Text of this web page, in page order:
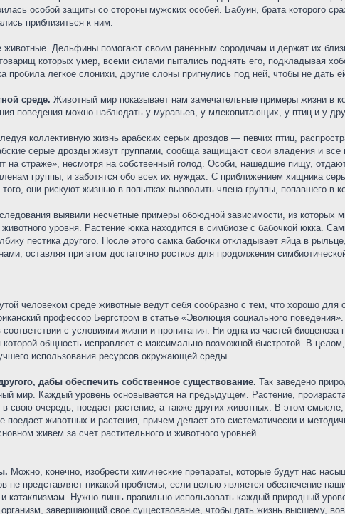
особой защиты со стороны мужских особей. Бабуин, брата которого
приблизиться к ним.
животные. Дельфины помогают своим раненным сородичам и держат их
которых умер, всеми силами пытались поднять его, подкладывая
пробила легкое слонихи, другие слоны пригнулись под ней, чтобы не дать
среде. Животный мир показывает нам замечательные примеры жизни в
поведения можно наблюдать у муравьев, у млекопитающих, у птиц и у
коллективную жизнь арабских серых дроздов — певчих птиц,
серые дрозды живут группами, сообща защищают свои владения и
на страже», несмотря на собственный голод. Особи, нашедшие пищу,
группы, и заботятся обо всех их нуждах. С приближением хищника
они рискуют жизнью в попытках вызволить члена группы, попавшего в
выявили несчетные примеры обоюдной зависимости, из
животного уровня. Растение юкка находится в симбиозе с бабочкой юкка.
пестика другого. После этого самка бабочки откладывает яйца в
оставляя при этом достаточно ростков для продолжения
человеком среде животные ведут себя сообразно с тем, что хорошо
профессор Бергстром в статье «Эволюция социального
с условиями жизни и пропитания. Ни одна из частей
которой общность исправляет с максимально возможной быстротой. В
использования ресурсов окружающей среды.
дабы обеспечить собственное существование. Так заведено
мир. Каждый уровень основывается на предыдущем. Растение,
свою очередь, поедает растение, а также других животных. В этом
поедает животных и растения, причем делает это систематически и
живем за счет растительного и животного уровней.
Можно, конечно, изобрести химические препараты, которые будут нас
не представляет никакой проблемы, если целью является обеспечение
катаклизмам. Нужно лишь правильно использовать каждый природный
завершающий свое существование, чтобы дать жизнь высшему,